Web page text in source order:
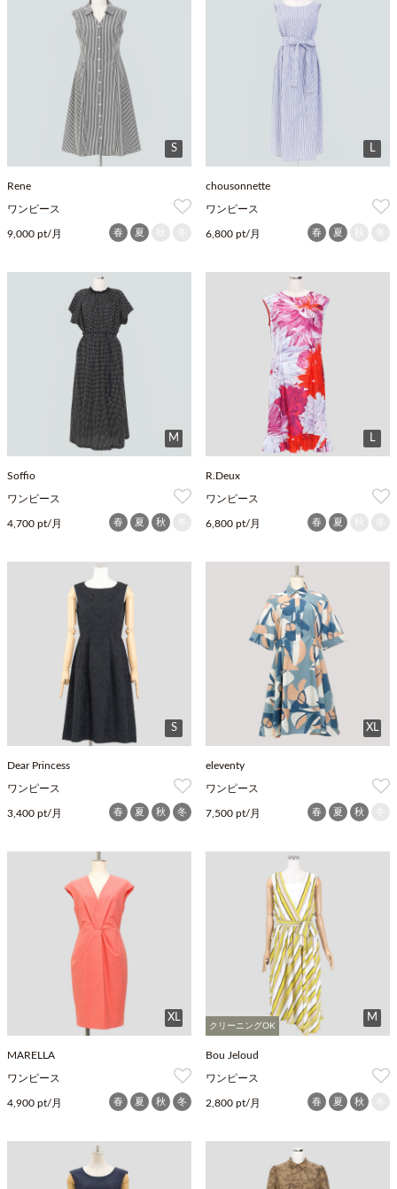
S
Rene
ワンピース
9,000 pt/月 春 夏
L
chousonnette
ワンピース
6,800 pt/月 春 夏
M
Soffio
ワンピース
4,700 pt/月 春 夏 秋
L
R.Deux
ワンピース
6,800 pt/月 春 夏
S
Dear Princess
ワンピース
3,400 pt/月 春 夏 秋 冬
XL
eleventy
ワンピース
7,500 pt/月 春 夏 秋
XL
MARELLA
ワンピース
4,900 pt/月 春 夏 秋 冬
クリーニングOK
M
Bou Jeloud
ワンピース
2,800 pt/月 春 夏 秋